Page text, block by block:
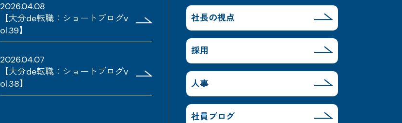
2026.04.08
【大分de転職：ショートブログv
ol.39】
2026.04.07
【大分de転職：ショートブログv
ol.38】
社長の視点
採用
人事
社員ブログ